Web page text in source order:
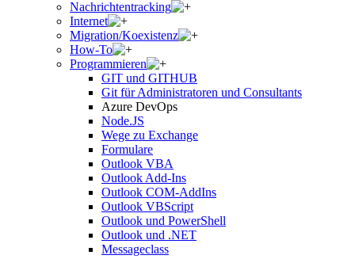
Nachrichtentracking
Internet
Migration/Koexistenz
How-To
Programmieren
GIT und GITHUB
Git für Administratoren und Consultants
Azure DevOps
Node.JS
Wege zu Exchange
Formulare
Outlook VBA
Outlook Add-Ins
Outlook COM-AddIns
Outlook VBScript
Outlook und PowerShell
Outlook und .NET
Messageclass